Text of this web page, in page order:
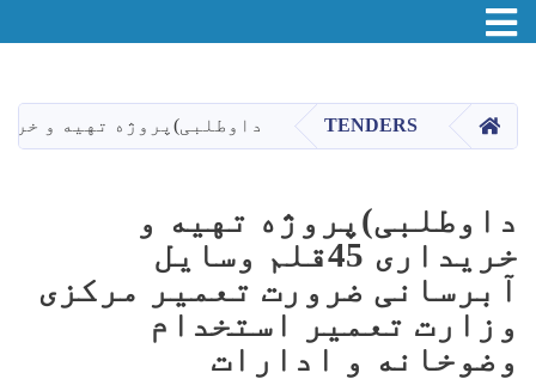
دانګل
HOME
TENDERS داوطلبی)پروژه تهیه و خریداری 45قلم وسایل آبرسانی ضرورت تعمیر مرکزی وزارت تعمیر
داوطلبی)پروژه تهیه و
خریداری 45قلم وسایل
آبرسانی ضرورت تعمیر مرکزی
وزارت تعمیر استخدام
وضوخانه و ادارات